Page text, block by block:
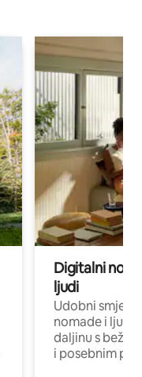
Digitalni
ljudi
Udobni
nomade i ljude
daljinu s
i posebnim